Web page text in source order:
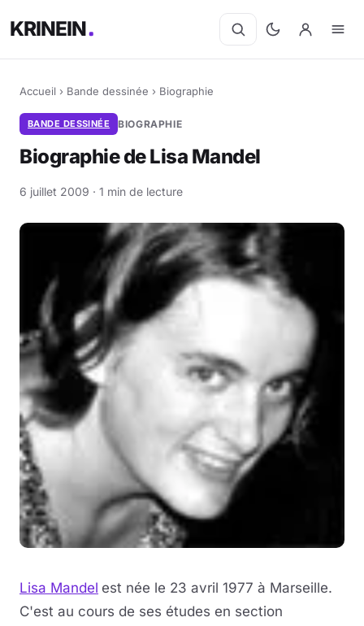
KRINEIN
Accueil › Bande dessinée › Biographie
BANDE DESSINÉE BIOGRAPHIE
Biographie de Lisa Mandel
6 juillet 2009 · 1 min de lecture
Lisa Mandel est née le 23 avril 1977 à Marseille.
C'est au cours de ses études en section